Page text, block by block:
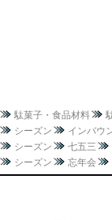
駄菓子・食品材料
シーズン
インバウ
シーズン
七五三
シーズン 忘年会